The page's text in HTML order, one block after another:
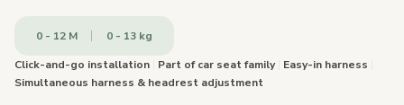
0 - 12 M
0 - 13 kg
Click-and-go installation
Part of car seat family Easy-in harness
Simultaneous harness & headrest adjustment